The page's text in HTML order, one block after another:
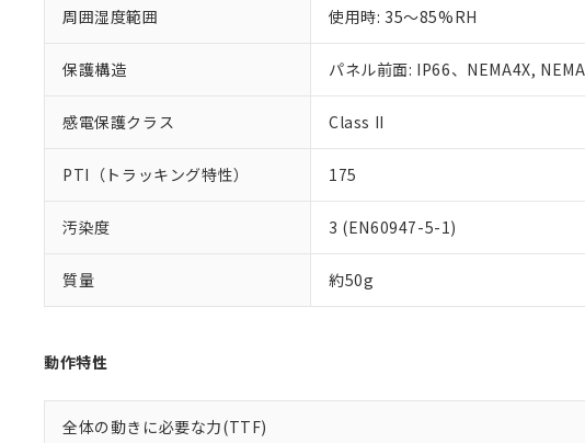
周囲湿度範囲 使用時: 35～85%RH
保護構造 パネル前面: IP66、NEMA4X,
感電保護クラス Class II
PTI（トラッキング特性） 175
汚染度 3 (EN60947-5-1)
質量 約50g
動作特性
全体の動きに必要な力(TTF)
り割愛しております。